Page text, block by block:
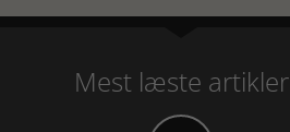
Mest læste artikler